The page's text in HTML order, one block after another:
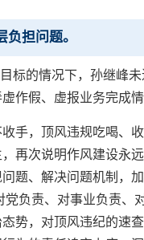
担问题。
标的情况下，孙继峰
作假、虚报业务完成
手，顶风违规吃喝、
再次说明作风建设永
题、解决问题机制，
负责、对事业负责
势，对顶风违纪的速